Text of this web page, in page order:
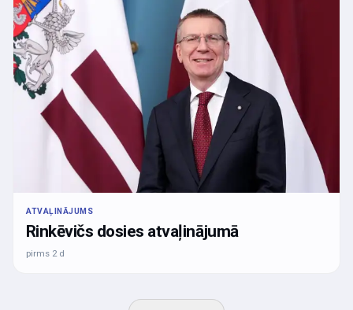
ATVAĻINĀJUMS
Rinkēvičs dosies atvaļinājumā
pirms 2 d